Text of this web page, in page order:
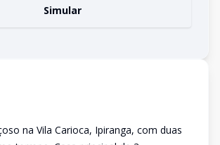
Simular
na Vila Carioca, Ipiranga, com duas